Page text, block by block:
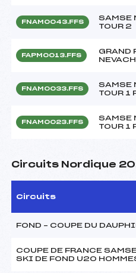
FNAM0043.FFS
SAMSE
TOUR 2
FAPM0013.FFS
GRAND
FNAM0033.FFS
SAMSE
TOUR 1
FNAM0023.FFS
SAMSE
TOUR 1
Circuits Nordique
Circuits
FOND – COUPE DU
COUPE DE FRANCE
SKI DE FOND U20